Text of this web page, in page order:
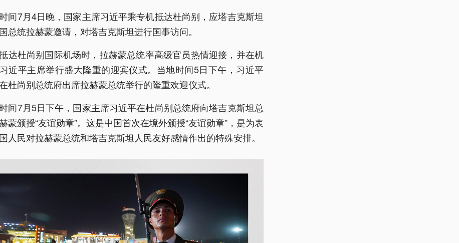
间7月4日晚，国家主席习近平乘专机抵达杜尚别，应塔吉克斯坦
总统拉赫蒙邀请，对塔吉克斯坦进行国事访问。
达杜尚别国际机场时，拉赫蒙总统率高级官员热情迎接，并在机
近平主席举行盛大隆重的迎宾仪式。当地时间5日下午，习近平
杜尚别总统府出席拉赫蒙总统举行的隆重欢迎仪式。
间7月5日下午，国家主席习近平在杜尚别总统府向塔吉克斯坦总
蒙颁授“友谊勋章”。这是中国首次在境外颁授“友谊勋章”，是为表
人民对拉赫蒙总统和塔吉克斯坦人民友好感情作出的特殊安排。